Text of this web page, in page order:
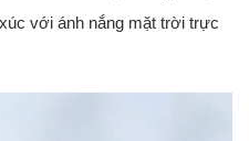
với ánh nắng mặt trời trực